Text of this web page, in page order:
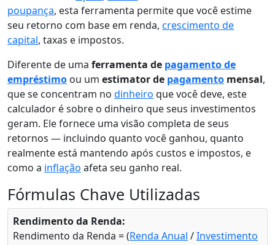
poupança, esta ferramenta permite que você estime
seu retorno com base em renda, crescimento de
capital, taxas e impostos.
Diferente de uma ferramenta de pagamento de
empréstimo ou um estimator de pagamento mensal,
que se concentram no dinheiro que você deve, este
calculador é sobre o dinheiro que seus investimentos
geram. Ele fornece uma visão completa de seus
retornos — incluindo quanto você ganhou, quanto
realmente está mantendo após custos e impostos, e
como a inflação afeta seu ganho real.
Fórmulas Chave Utilizadas
Rendimento da Renda:
Rendimento da Renda = (Renda Anual /Investimento